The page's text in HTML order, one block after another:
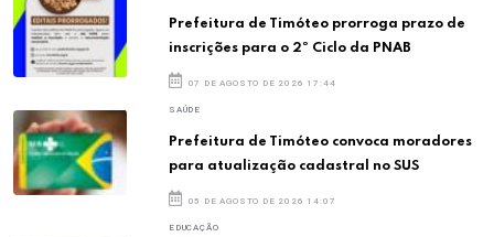
Prefeitura de Timóteo prorroga prazo de
inscrições para o 2º Ciclo da PNAB
07 DE AGOSTO DE 2026 17:44
SAÚDE
Prefeitura de Timóteo convoca moradores
para atualização cadastral no SUS
05 DE AGOSTO DE 2026 14:07
EDUCAÇÃO